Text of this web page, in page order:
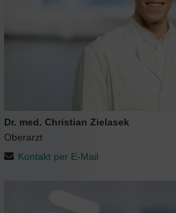
Dr. med. Christian Zielasek
Oberarzt
Kontakt per E-Mail